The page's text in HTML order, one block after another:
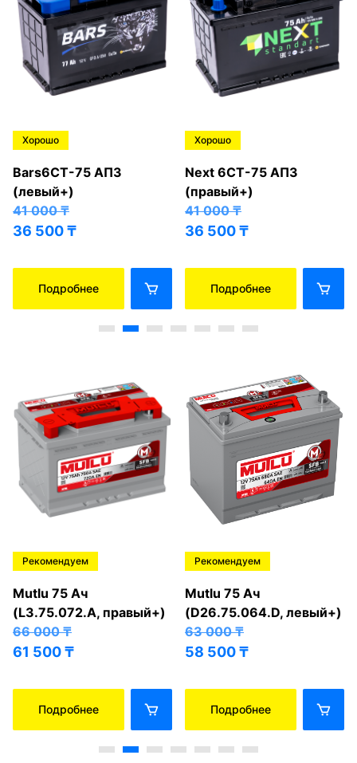
Хорошо
Bars6СТ-75 АПЗ
(левый+)
41 000₸
36 500₸
Подробнее
Хорошо
Next 6СТ-75 АПЗ
(правый+)
41 000₸
36 500₸
Подробнее
Рекомендуем
Mutlu 75 Ач
(L3.75.072.A, правый+)
66 000₸
61 500₸
Подробнее
Рекомендуем
Mutlu 75 Ач
(D26.75.064.D, левый+)
63 000₸
58 500₸
Подробнее